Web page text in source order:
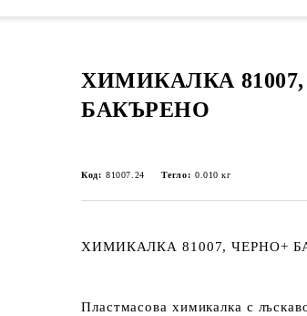
ХИМИКАЛКА
БАКЪРЕНО
Код: 81007.24 Тегло: 0.010 кг
ХИМИКАЛКА 81007, ЧЕРНО+
Пластмасова химикалка с